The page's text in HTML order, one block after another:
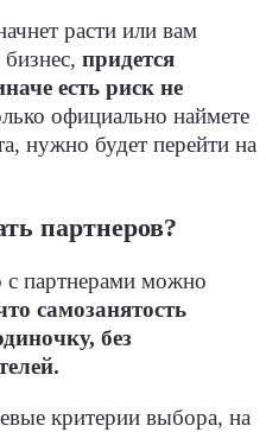
расти или вам
придется
есть риск не
официально наймете
нужно будет перейти на
партнеров?
с партнерами можно
самозанятость
без
критерии выбора, на